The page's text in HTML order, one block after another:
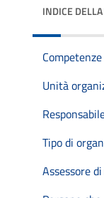
INDICE
Competenze
Unità
Tipo di
Assessore